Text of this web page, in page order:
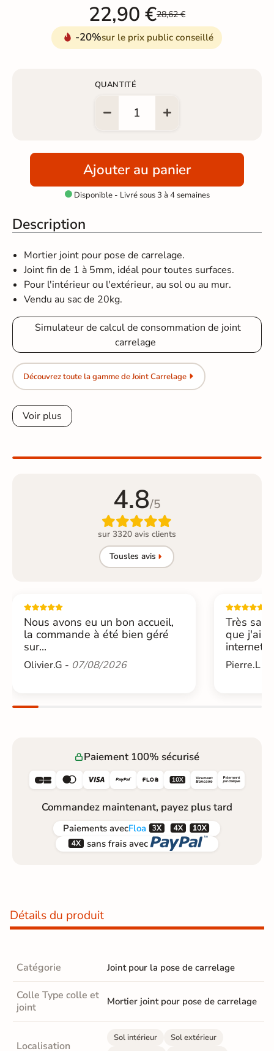
22,90 €28,62 €
-20%sur le prix public conseillé
QUANTITÉ
Ajouter au panier
Disponible - Livré sous 3 à 4 semaines
Description
Mortier joint pour pose de carrelage.
Joint fin de 1 à 5mm, idéal pour toutes surfaces.
Pour l'intérieur ou l'extérieur, au sol ou au mur.
Vendu au sac de 20kg.
Simulateur de calcul de consommation de joint
carrelage
Découvrez toute la gamme de Joint Carrelage
Voir plus
4.8/5

sur 3320 avis clients
Tousles avis
Nous avons eu un bon accueil,
la commande à été bien géré
sur...
Olivier.G - 07/08/2026
Très
que j'ai
internet....
Pierre.L -
Paiement 100% sécurisé
     
Commandez maintenant, payez plus tard
Paiements avecFloa  
 sans frais avec 
Détails du produit
Catégorie Joint pour la pose de carrelage
Colle Type colle et
joint
Mortier joint pour pose de carrelage
Localisation
Sol intérieur
Sol extérieur